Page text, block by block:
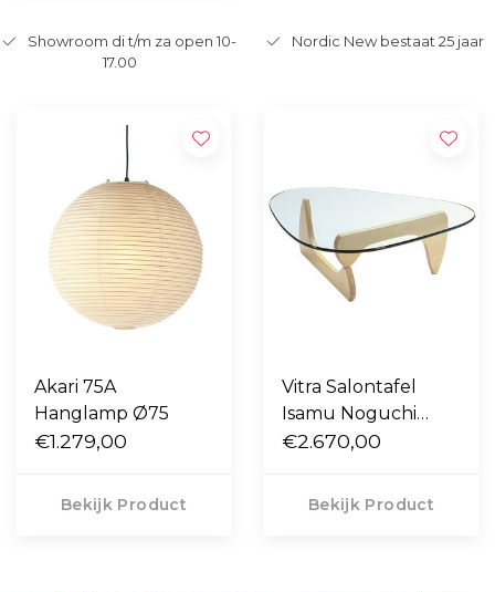
Showroom di t/m za open 10-
17.00
Nordic New bestaat 25 jaar
Akari 75A
Hanglamp Ø75
€1.279,00
Bekijk Product
Vitra Salontafel
Isamu Noguchi
esdoorn
€2.670,00
Bekijk Product